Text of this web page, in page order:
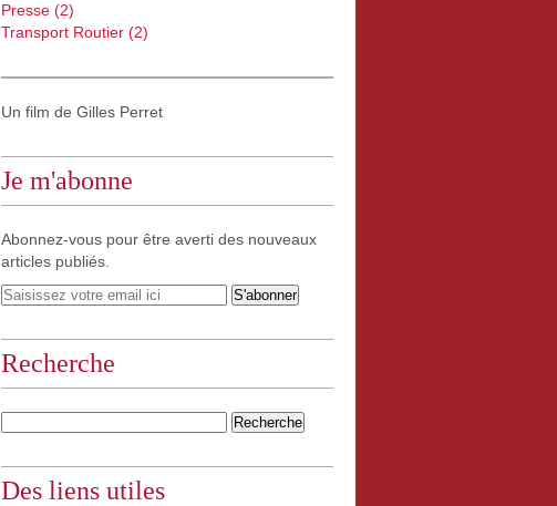
Presse (2)
Transport Routier (2)
Un film de Gilles Perret
Je m'abonne
Abonnez-vous pour être averti des nouveaux
articles publiés.
Recherche
Des liens utiles